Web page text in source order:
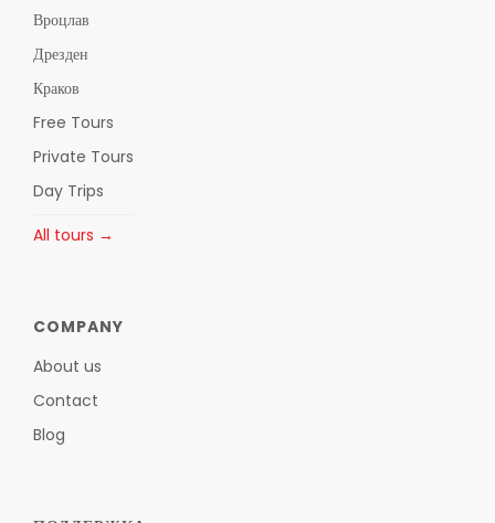
Вроцлав
Дрезден
Краков
Free Tours
Private Tours
Day Trips
All tours →
COMPANY
About us
Contact
Blog